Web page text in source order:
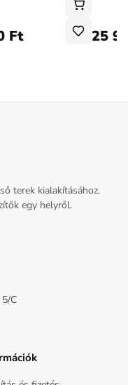
Ft 25
terek kialakításához.
egy helyről.
C